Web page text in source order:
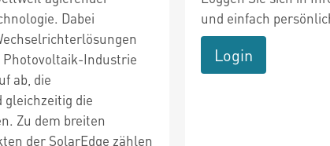
Dabei
Industrie
ab, die
die
Zu dem breiten
der SolarEdge zählen
und einfach
Login